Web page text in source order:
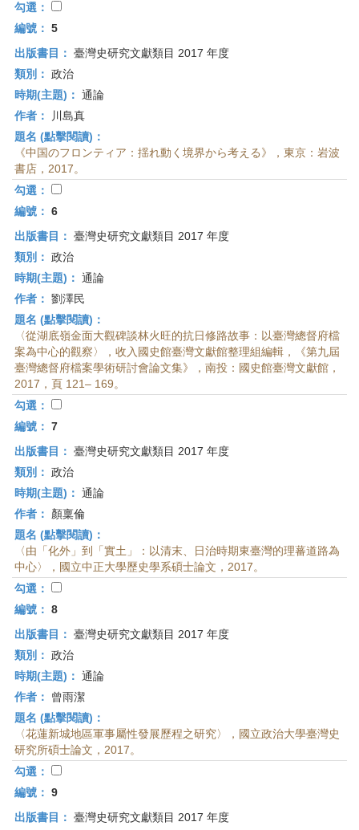
勾選：
編號： 5
出版書目： 臺灣史研究文獻類目 2017 年度
類別： 政治
時期(主題)： 通論
作者：
川島真
題名 (點擊閱讀)：
《中国のフロンティア：揺れ動く境界から考える》，東京：岩波
書店，2017。
勾選：
編號： 6
出版書目： 臺灣史研究文獻類目 2017 年度
類別： 政治
時期(主題)： 通論
作者： 劉澤民
題名 (點擊閱讀)：
〈從湖底嶺金面大觀碑談林火旺的抗日修路故事：以臺灣總督府檔
案為中心的觀察〉，收入國史館臺灣文獻館整理組編輯，《第九屆
臺灣總督府檔案學術研討會論文集》，南投：國史館臺灣文獻館，
2017，頁 121– 169。
勾選：
編號： 7
出版書目： 臺灣史研究文獻類目 2017 年度
類別： 政治
時期(主題)： 通論
作者：
顏稟倫
題名 (點擊閱讀)：
〈由「化外」到「實土」：以清末、日治時期東臺灣的理蕃道路為
中心〉，國立中正大學歷史學系碩士論文，2017。
勾選：
編號： 8
出版書目： 臺灣史研究文獻類目 2017 年度
類別： 政治
時期(主題)： 通論
作者：
曾雨潔
題名 (點擊閱讀)：
〈花蓮新城地區軍事屬性發展歷程之研究〉，國立政治大學臺灣史
研究所碩士論文，2017。
勾選：
編號： 9
出版書目： 臺灣史研究文獻類目 2017 年度